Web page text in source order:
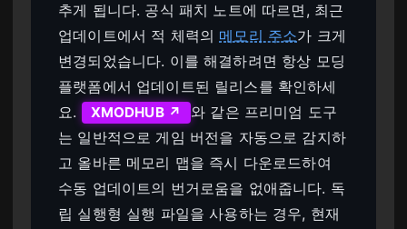
추게 됩니다. 공식 패치 노트에 따르면, 최근
업데이트에서 적 체력의 메모리 주소가 크게
변경되었습니다. 이를 해결하려면 항상 모딩
플랫폼에서 업데이트된 릴리스를 확인하세
요.
XMODHUB ↗
와 같은 프리미엄 도구
는 일반적으로 게임 버전을 자동으로 감지하
고 올바른 메모리 맵을 즉시 다운로드하여
수동 업데이트의 번거로움을 없애줍니다. 독
립 실행형 실행 파일을 사용하는 경우, 현재